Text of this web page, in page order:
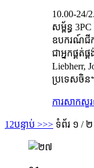
10.00-
សម្ព័ន្ធ
ឧបករណ៍ជី
ជាអ្នកផ្គត់
Liebherr,
ប្រទេសចិន
ការសាកសួរ
1 2បន្ទាប់ >>> ទំព័រ ១ / ២